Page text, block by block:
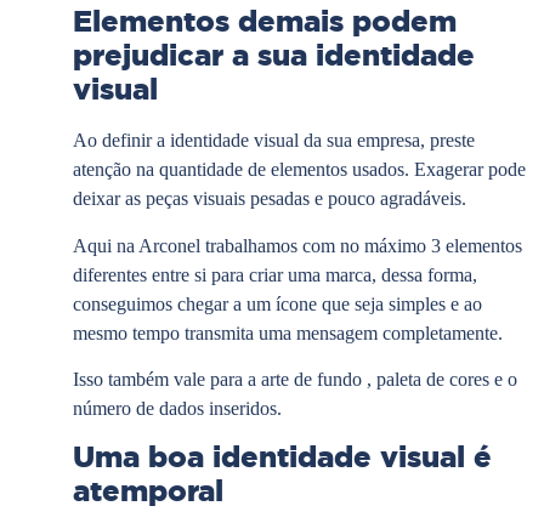
Elementos demais podem
prejudicar a sua identidade
visual
Ao definir a identidade visual da sua empresa, preste
atenção na quantidade de elementos usados. Exagerar pode
deixar as peças visuais pesadas e pouco agradáveis.
Aqui na Arconel trabalhamos com no máximo 3 elementos
diferentes entre si para criar uma marca, dessa forma,
conseguimos chegar a um ícone que seja simples e ao
mesmo tempo transmita uma mensagem completamente.
Isso também vale para a arte de fundo , paleta de cores e o
número de dados inseridos.
Uma boa identidade visual é
atemporal